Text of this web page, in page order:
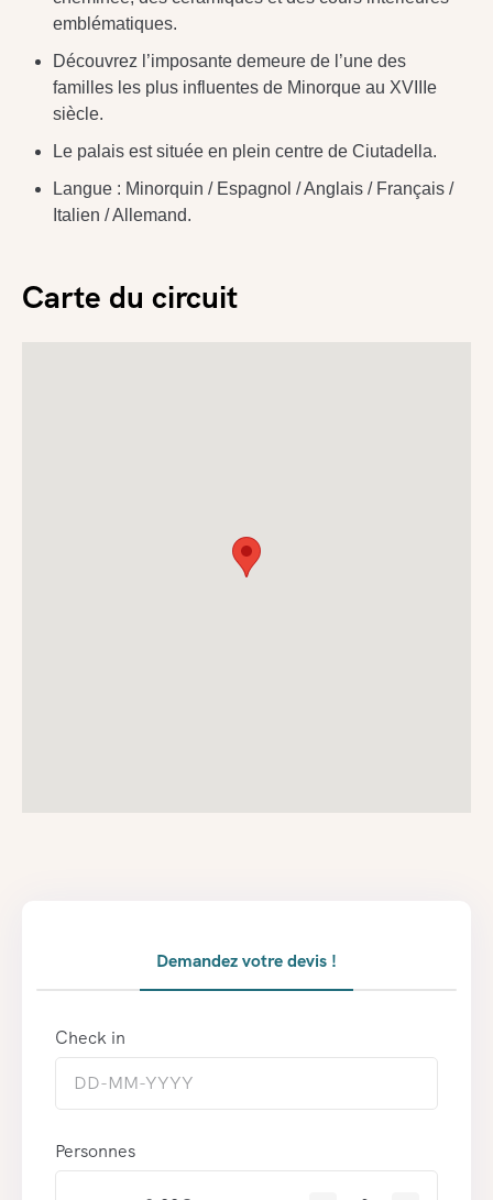
emblématiques.
Découvrez l’imposante demeure de l’une des
familles les plus influentes de Minorque au XVIIIe
siècle.
Le palais est située en plein centre de Ciutadella.
Langue : Minorquin / Espagnol / Anglais / Français /
Italien / Allemand.
Carte du circuit
Demandez votre devis !
Check in
Personnes